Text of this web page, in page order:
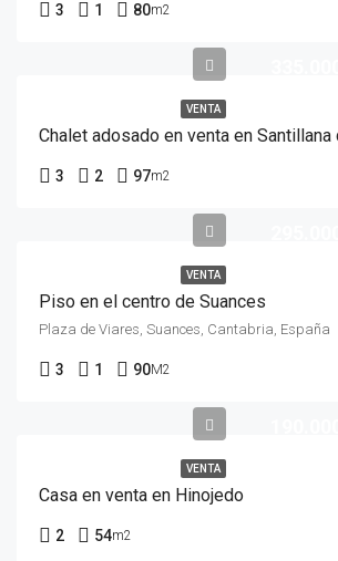
3 1 80m2
VENTA
Chalet adosado en venta en Santillana
3 2 97m2
VENTA
Piso en el centro de Suances
Plaza de Viares, Suances, Cantabria, España
3 1 90M2
VENTA
Casa en venta en Hinojedo
2 54m2